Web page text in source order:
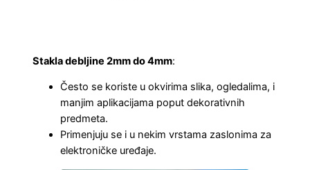
Stakla debljine 2mm do 4mm:
Često se koriste u okvirima slika, ogledalima, i
manjim aplikacijama poput dekorativnih
predmeta.
Primenjuju se i u nekim vrstama zaslonima za
elektroničke uređaje.